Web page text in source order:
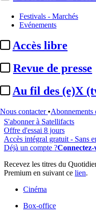
Festivals - Marchés
Evénements
Accès libre
Revue de presse
Au fil des (e)X
Nous contacter •Abonnements
...
Cet article est
Pour accéder à cet article, à
S'abonner à Satellifacts
Offre d'essai 8 jours
Accès intégral gratuit - Sans
Déjà un compte ?Connectez-
Recevez les titres du
Premium en suivant ce lien.
Cinéma
Box-office